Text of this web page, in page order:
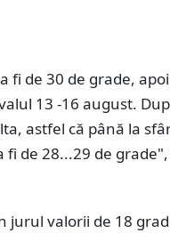
fi de 30 de grade,
13 -16 august.
astfel că până la
de 28...29 de
jurul valorii de 18